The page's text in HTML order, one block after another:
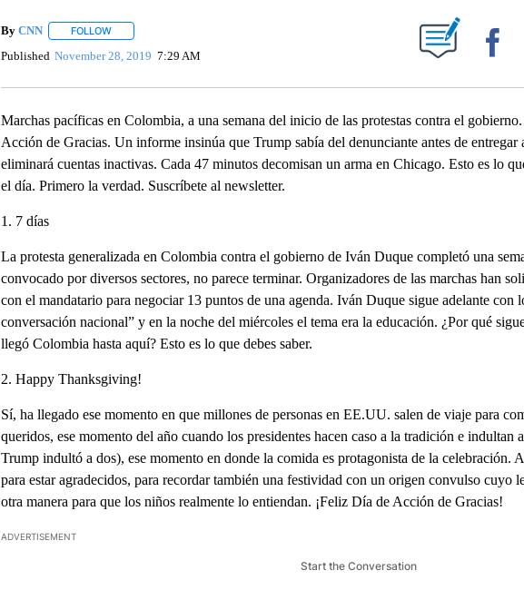
By CNN FOLLOWFOLLOW "" TO RECEIVE NOTIFICATIONS ABOUT NEW PAGES ON "".
Published November 28, 2019 7:29 AM
Marchas pacíficas en Colombia, a una semana del inicio de las protestas contra el
Acción de Gracias. Un informe insinúa que Trump sabía del denunciante antes de
eliminará cuentas inactivas. Cada 47 minutos decomisan un arma en Chicago. Esto es lo
el día. Primero la verdad. Suscríbete al newsletter.
1. 7 días
La protesta generalizada en Colombia contra el gobierno de Iván Duque completó una
convocado por diversos sectores, no parece terminar. Organizadores de las marchas han
con el mandatario para negociar 13 puntos de una agenda. Iván Duque sigue adelante con
conversación nacional” y en la noche del miércoles el tema era la educación. ¿Por qué
llegó Colombia hasta aquí? Esto es lo que debes saber.
2. Happy Thanksgiving!
Sí, ha llegado ese momento en que millones de personas en EE.UU. salen de viaje para
queridos, ese momento del año cuando los presidentes hacen caso a la tradición e indultan
Trump indultó a dos), ese momento en donde la comida es protagonista de la celebración.
para estar agradecidos, para recordar también una festividad con un origen convulso cuyo
otra manera para que los niños realmente lo entiendan. ¡Feliz Día de Acción de Gracias!
ADVERTISEMENT
Start the Conversation